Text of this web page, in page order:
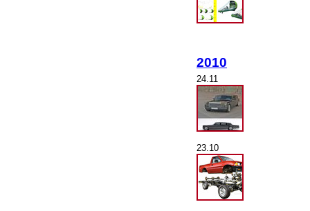
2010
24.11
23.10